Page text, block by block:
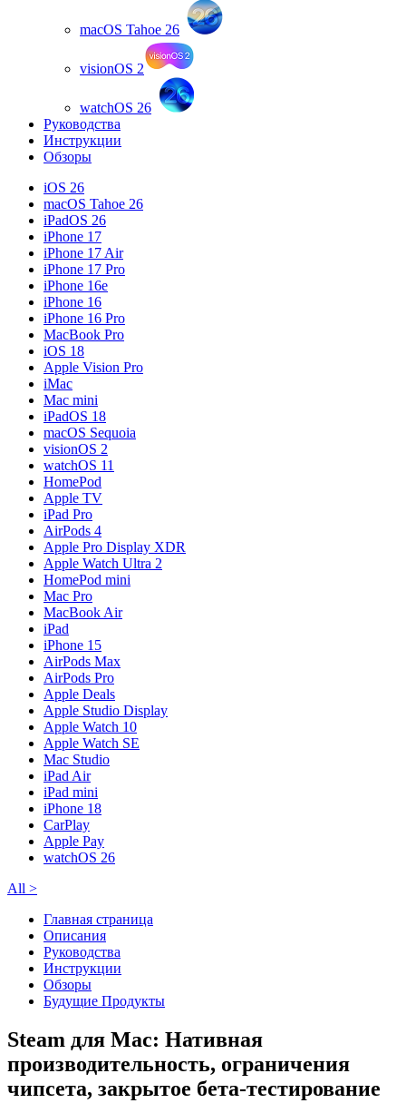
macOS Tahoe 26
visionOS 2
watchOS 26
Руководства
Инструкции
Обзоры
iOS 26
macOS Tahoe 26
iPadOS 26
iPhone 17
iPhone 17 Air
iPhone 17 Pro
iPhone 16e
iPhone 16
iPhone 16 Pro
MacBook Pro
iOS 18
Apple Vision Pro
iMac
Mac mini
iPadOS 18
macOS Sequoia
visionOS 2
watchOS 11
HomePod
Apple TV
iPad Pro
AirPods 4
Apple Pro Display XDR
Apple Watch Ultra 2
HomePod mini
Mac Pro
MacBook Air
iPad
iPhone 15
AirPods Max
AirPods Pro
Apple Deals
Apple Studio Display
Apple Watch 10
Apple Watch SE
Mac Studio
iPad Air
iPad mini
iPhone 18
CarPlay
Apple Pay
watchOS 26
All >
Главная страница
Описания
Руководства
Инструкции
Обзоры
Будущие Продукты
Steam для Mac: Нативная
производительность, ограничения
чипсета, закрытое бета-тестирование